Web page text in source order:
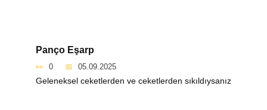
Panço Eşarp
0 05.09.2025
Geleneksel ceketlerden ve ceketlerden sıkıldıysanız